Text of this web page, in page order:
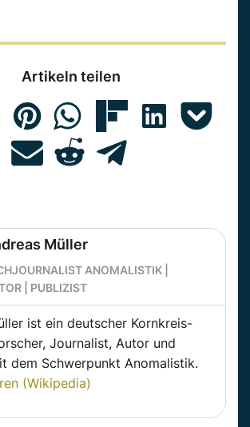
Artikeln teilen
Müller
ANOMALISTIK |
| PUBLIZIST
ist ein deutscher Kornkreis-
Journalist, Autor und
dem Schwerpunkt Anomalistik.
(Wikipedia)